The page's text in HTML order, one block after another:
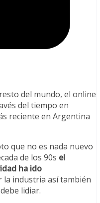
del mundo, el online
del tiempo en
reciente en Argentina
que no es nada nuevo
de los 90s el
ha ido
la industria así también
lidiar.